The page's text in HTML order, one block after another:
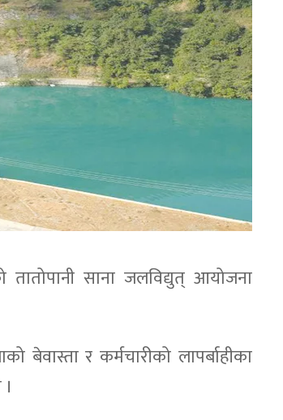
तातोपानी साना जलविद्युत् आयोजना
बेवास्ता र कर्मचारीको लापर्बाहीका